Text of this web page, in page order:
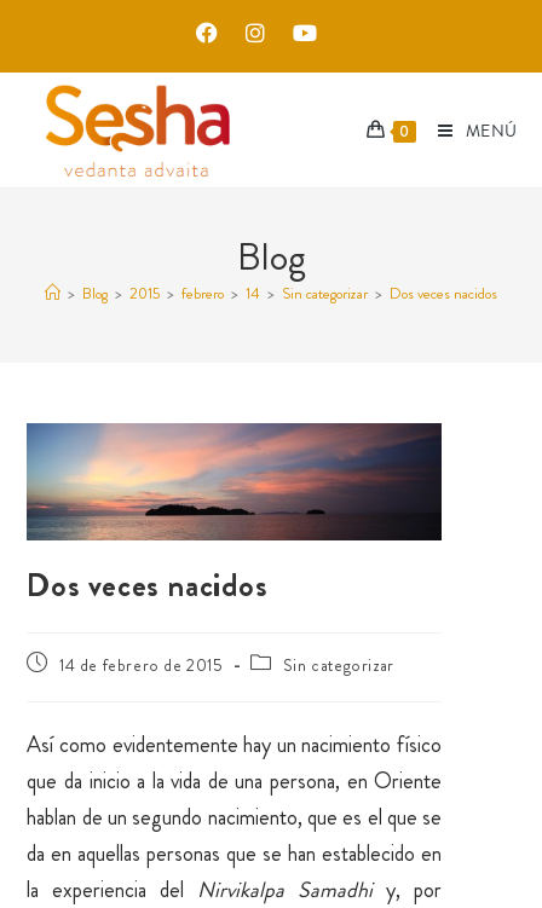
0 MENÚ
Blog
> Blog > 2015 > febrero > 14 > Sin categorizar > Dos veces nacidos
Dos veces nacidos
14 de febrero de 2015 Sin categorizar
Así como evidentemente hay un nacimiento físico
que da inicio a la vida de una persona, en Oriente
hablan de un segundo nacimiento, que es el que se
da en aquellas personas que se han establecido en
la experiencia del Nirvikalpa Samadhiy, por